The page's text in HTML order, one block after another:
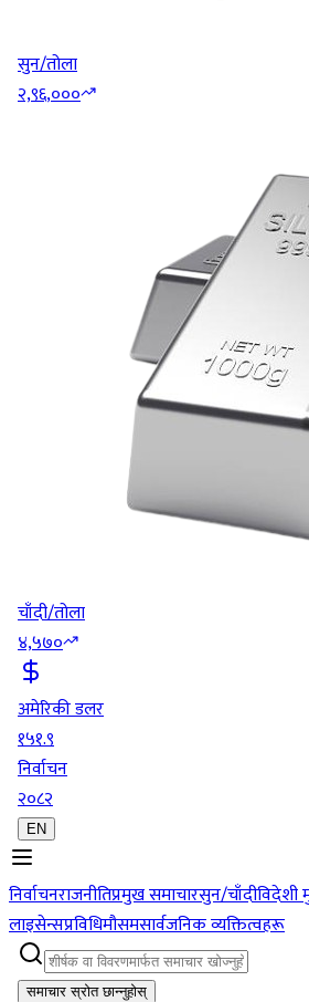
सुन/तोला
२,९६,०००
चाँदी/तोला
४,५७०
अमेरिकी डलर
१५१.९
निर्वाचन
२०८२
EN
निर्वाचनराजनीतिप्रमुख समाचारसुन/चाँदीविदेशी
लाइसेन्सप्रविधिमौसमसार्वजनिक व्यक्तित्वहरू
समाचार स्रोत छान्नुहोस्